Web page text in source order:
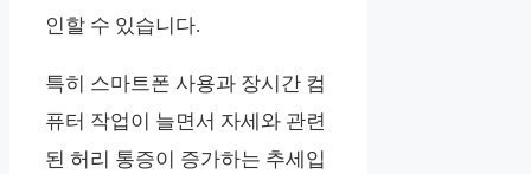
인할 수 있습니다.
특히 스마트폰 사용과 장시간 컴
퓨터 작업이 늘면서 자세와 관련
된 허리 통증이 증가하는 추세입